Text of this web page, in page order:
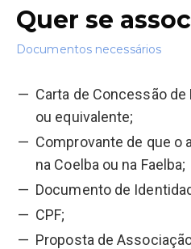
Quer se
Documentos necessários
Carta de Concessão
ou equivalente;
Comprovante de que o
na Coelba ou na Faelba;
Documento de
CPF;
Proposta de